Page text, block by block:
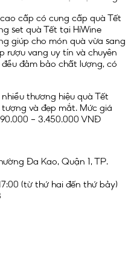
cấp có cung cấp quà Tết
set quà Tết tại HiWine
giúp cho món quà vừa sang
rượu vang uy tín và chuyên
đảm bảo chất lượng, có
thương hiệu quà Tết
và đẹp mắt. Mức giá
– 3.450.000 VNĐ
Đa Kao, Quận 1, TP.
(từ thứ hai đến thứ bảy)